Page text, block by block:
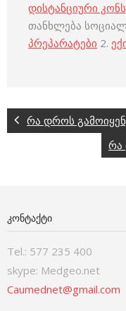
დისტანციური
თანხლება
პრეპარატები 2.
რა დროს
რა
ᲙᲝᲜᲢᲐᲥᲢᲘ
Tel.: 577 235 400
skype: Medgeo.net
Caumednet@gmail.com